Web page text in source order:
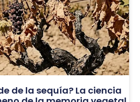
de la sequía? La ciencia